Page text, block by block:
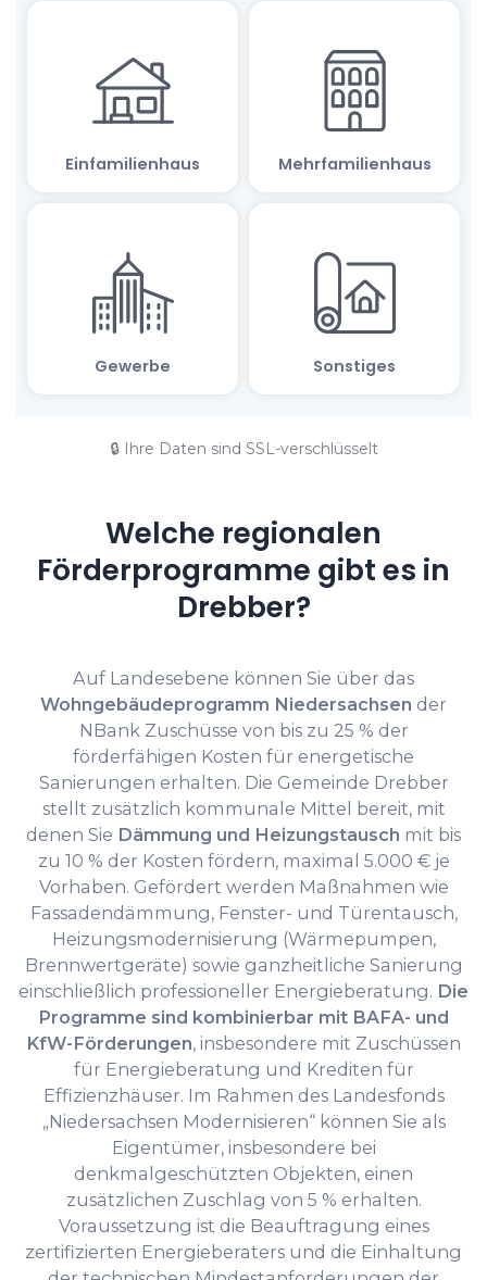
🔒 Ihre Daten sind SSL-verschlüsselt
Welche regionalen
Förderprogramme gibt es in
Drebber?
Auf Landesebene können Sie über das
Wohngebäudeprogramm Niedersachsen der
NBank Zuschüsse von bis zu 25 % der
förderfähigen Kosten für energetische
Sanierungen erhalten. Die Gemeinde Drebber
stellt zusätzlich kommunale Mittel bereit, mit
denen Sie Dämmung und Heizungstausch mit bis
zu 10 % der Kosten fördern, maximal 5.000 € je
Vorhaben. Gefördert werden Maßnahmen wie
Fassadendämmung, Fenster- und Türentausch,
Heizungsmodernisierung (Wärmepumpen,
Brennwertgeräte) sowie ganzheitliche Sanierung
einschließlich professioneller Energieberatung. Die
Programme sind kombinierbar mit BAFA- und
KfW-Förderungen, insbesondere mit Zuschüssen
für Energieberatung und Krediten für
Effizienzhäuser. Im Rahmen des Landesfonds
„Niedersachsen Modernisieren“ können Sie als
Eigentümer, insbesondere bei
denkmalgeschützten Objekten, einen
zusätzlichen Zuschlag von 5 % erhalten.
Voraussetzung ist die Beauftragung eines
zertifizierten Energieberaters und die Einhaltung